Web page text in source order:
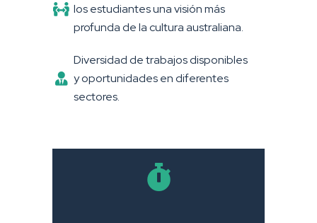
los estudiantes una visión más
profunda de la cultura australiana.
Diversidad de trabajos disponibles
y oportunidades en diferentes
sectores.